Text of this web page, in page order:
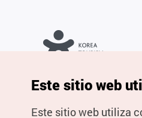
derechos reservados.
Para informes de errores y
spanish@knto.or.kr
Este sitio web
Este sitio web utiliza